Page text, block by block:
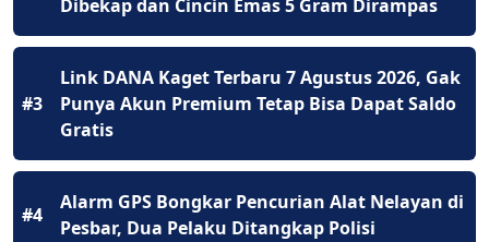
Dibekap dan Cincin Emas 5 Gram Dirampas
#3
Link DANA Kaget Terbaru 7 Agustus 2026, Gak
Punya Akun Premium Tetap Bisa Dapat Saldo
Gratis
#4
Alarm GPS Bongkar Pencurian Alat Nelayan di
Pesbar, Dua Pelaku Ditangkap Polisi